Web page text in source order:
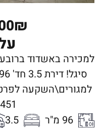
למכירה באשדוד
למגורים\השקעה
96 מ"ר
3.5